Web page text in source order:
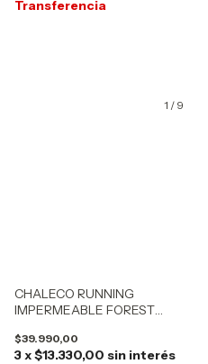
1 / 9
CHALECO RUNNING
IMPERMEABLE FOREST
HIDRATACION 31004
$39.990,00
3 x$13.330,00 sin interés